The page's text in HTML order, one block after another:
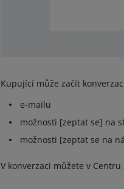
Kupující může začít
e-mailu
možnosti [zeptat se] na
možnosti [zeptat se na
V konverzaci můžete v